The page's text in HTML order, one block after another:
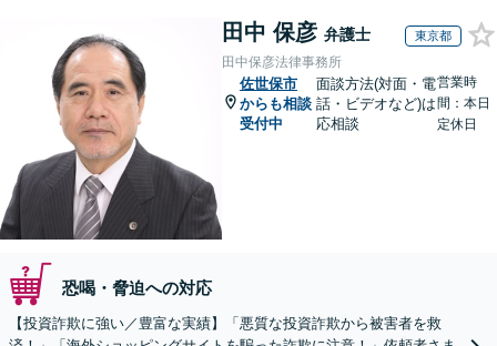
田中 保彦 弁護士 東京都
田中保彦法律事務所
佐世保市
からも相談
受付中
面談方法(対面・電
話・ビデオなど)は
応相談
営業時
間：本日
定休日
恐喝・脅迫への対応
【投資詐欺に強い／豊富な実績】「悪質な投資詐欺から被害者を救